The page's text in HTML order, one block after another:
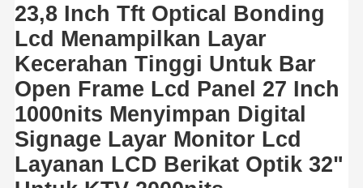
Panel LCD Bingkai Terbuka
LCD Terikat Secara Optik
Monitor LCD Bingkai Terbuka
Papan Menu Digital Dalam Ruangan
papan tanda digital dalam ruangan
23,8 Inch Tft Optical Bonding
Lcd Menampilkan Layar
Kecerahan Tinggi Untuk Bar
Open Frame Lcd Panel 27 Inch
1000nits Menyimpan Digital
Signage Layar Monitor Lcd
Layanan LCD Berikat Optik 32"